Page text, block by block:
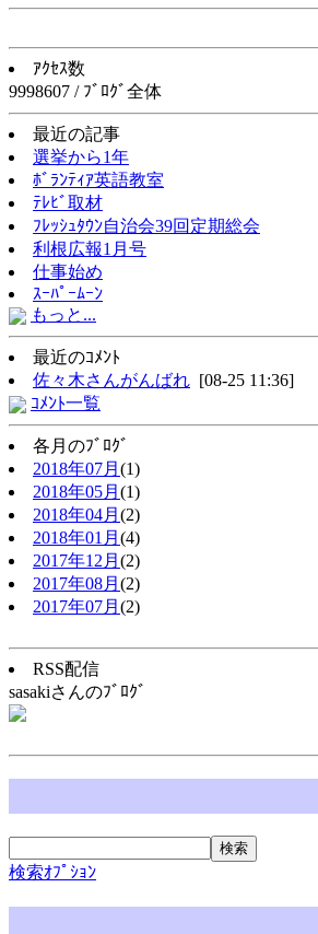
ｱｸｾｽ数
9998607 / ﾌﾞﾛｸﾞ全体
最近の記事
選挙から1年
ﾎﾞﾗﾝﾃｨｱ英語教室
ﾃﾚﾋﾞ取材
ﾌﾚｯｼｭﾀｳﾝ自治会39回定期総会
利根広報1月号
仕事始め
ｽｰﾊﾟｰﾑｰﾝ
もっと...
最近のｺﾒﾝﾄ
佐々木さんがんばれ [08-25 11:36]
ｺﾒﾝﾄ一覧
各月のﾌﾞﾛｸﾞ
2018年07月 (1)
2018年05月 (1)
2018年04月 (2)
2018年01月 (4)
2017年12月 (2)
2017年08月 (2)
2017年07月 (2)
RSS配信
sasakiさんのﾌﾞﾛｸﾞ
検索ｵﾌﾟｼｮﾝ